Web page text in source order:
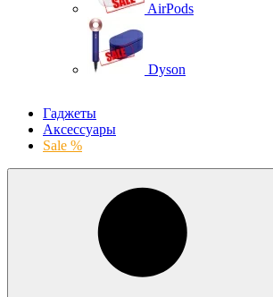
AirPods
Dyson
Гаджеты
Аксессуары
Sale %